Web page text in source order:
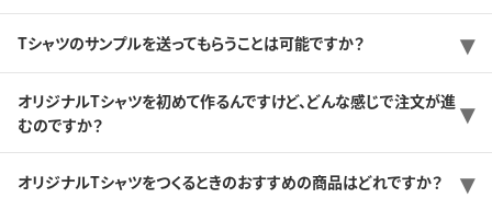
Tシャツのサンプルを送ってもらうことは可能ですか？
オリジナルTシャツを初めて作るんですけど、どんな感じで注文が進
むのですか？
オリジナルTシャツをつくるときのおすすめの商品はどれですか？